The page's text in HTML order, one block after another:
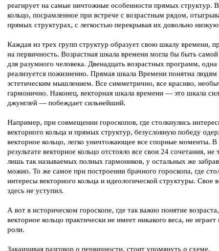
реагирует на самые ничтожные особенности прямых структур.
кольцо, посрамленное при встрече с возрастным рядом,
прямых структурах, с легкостью перекрывая их довольно
Каждая из трех групп структур образует свою шкалу времени,
на первичность. Возрастная шкала времени могла бы быть
для разумного человека. Двенадцать возрастных программ, одна
реализуется пожизненно. Прямая шкала Времени понятна людям
эстетическим мышлением. Все симметрично, все красиво,
гармонично. Наконец, векторная шкала времени — это шкала
джунглей — побеждает сильнейший.
Например, при совмещении гороскопов, где столкнулись
векторного кольца и прямых структур, безусловную победу
векторное кольцо, легко уничтожающее все спорные моменты. В
результате векторное кольцо отстояло все свои 24 сочетания, не
лишь так называемых полных гармоников, у остальных же
можно. То же самое при построении брачного гороскопа, где
интересы векторного кольца и идеологической структуры. Свое
здесь не уступил.
А вот в историческом гороскопе, где так важно понятие возраста,
векторное кольцо практически не имеет никакого веса, не играет
роли.
Заканчивая разговор о первичности, стоит упомянуть о схеме,